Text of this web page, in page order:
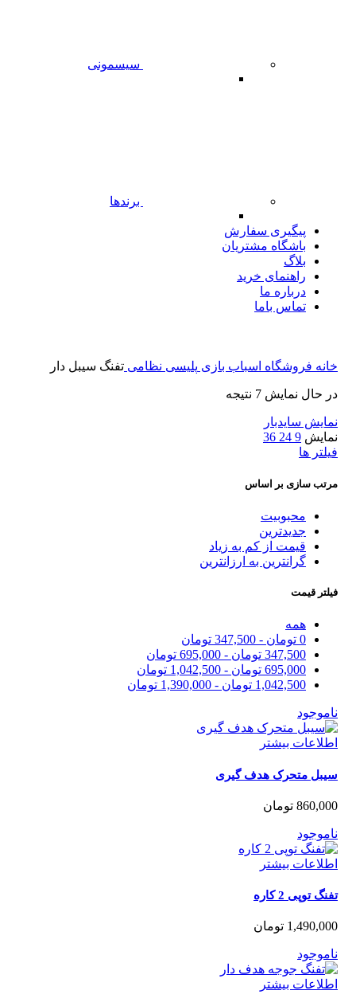
سیسمونی
پیگیری سفارش
باشگاه مشتریان
بلاگ
راهنمای خرید
درباره ما
تماس باما
فروشگاه اسباب بازی پلیسی نظامیتفنگ سیبل دار
نمایش 7 نتیجه
سایدبار
9
24
36
ها
سازی بر اساس
محبوبیت
جدیدترین
قیمت از کم به زیاد
گرانترین به ارزانترین
قیمت
همه
تومان-
347,500 تومان
347,500 تومان-
695,000 تومان
695,000 تومان-
1,042,500 تومان
1,042,500 تومان-
1,390,000 تومان
بیشتر
متحرک هدف گیری
تومان
بیشتر
توپی 2 کاره
تومان
بیشتر